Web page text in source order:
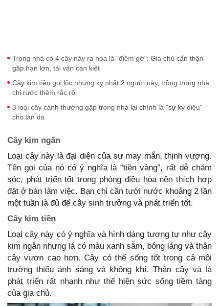
Trong nhà có 4 cây này ra hoa là "điềm gở": Gia chủ cẩn thận
gặp hạn lớn, tài vận cạn kiệt
Cây kim tiền gọi lộc nhưng kỵ nhất 2 người này, trồng trong nhà
chỉ rước thêm rắc rối
3 loại cây cảnh thường gặp trong nhà lại chính là "sự kỳ diệu"
cho làn da
Cây kim ngân
Loại cây này là đại diện của sự may mắn, thịnh vượng.
Tên gọi của nó có ý nghĩa là “tiền vàng”, rất dễ chăm
sóc, phát triển tốt trong phòng điều hòa nên thích hợp
đặt ở bàn làm việc. Bạn chỉ cần tưới nước khoảng 2 lần
một tuần là đủ để cây sinh trưởng và phát triển tốt.
Cây kim tiền
Loại cây này có ý nghĩa và hình dáng tương tự như cây
kim ngân nhưng lá có màu xanh sẫm, bóng láng và thân
cây vươn cao hơn. Cây có thể sống tốt trong cả môi
trường thiếu ánh sáng và không khí. Thân cây và lá
phát triển rất nhanh như thể hiện sức sống tiềm tàng
của gia chủ.